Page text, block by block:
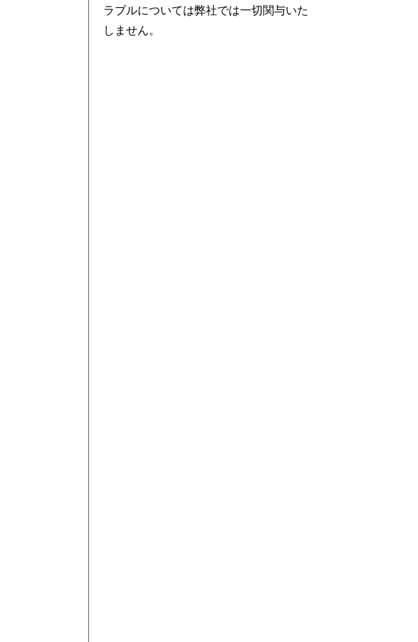
ラブルについては弊社では一切関与いた
しません。